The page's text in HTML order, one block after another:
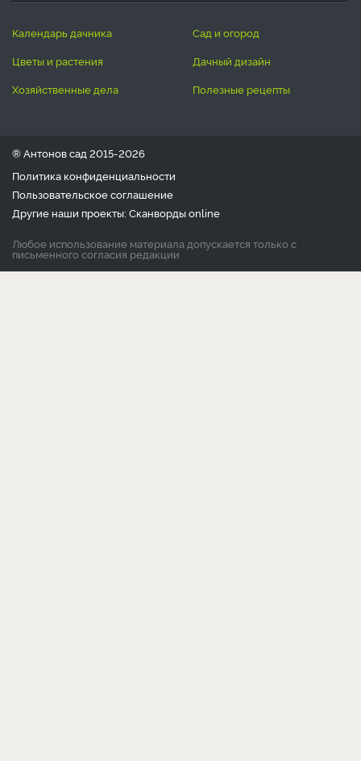
календарь дачника
сад и огород
цветы и растения
дачный дизайн
хозяйственные дела
полезные рецепты
® Антонов сад 2015-2026
Политика конфиденциальности
Пользовательское соглашение
Другие наши проекты: Сканвордыonline
Любое использование материала допускается только с
письменного согласия редакции